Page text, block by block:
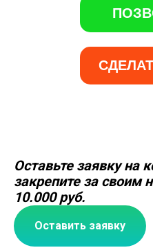
Оставьте заявку на
закрепите за своим
10.000 руб.
Оставить заявку